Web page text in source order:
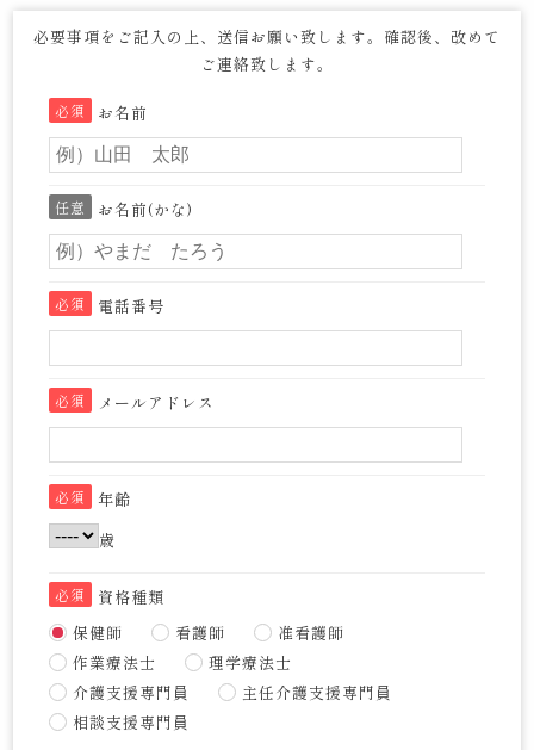
必要事項をご記入の上、送信お願い致します。確認後、改めて
ご連絡致します。
必須 お名前
任意 お名前(かな)
必須 電話番号
必須 メールアドレス
必須
年齢
歳
必須
資格種類
保健師
看護師
准看護師
作業療法士
理学療法士
介護支援専門員
主任介護支援専門員
相談支援専門員